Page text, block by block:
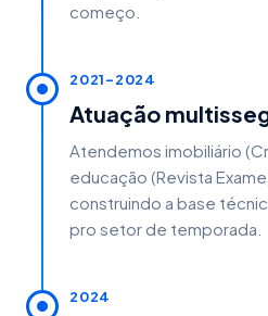
começo.
2021–2024
Atuação
Atendemos imobiliário
educação (Revista
construindo a base
pro setor de temporada.
2024